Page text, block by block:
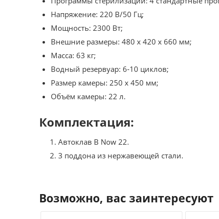
Напряжение: 220 В/50 Гц;
Мощность: 2300 Вт;
Внешние размеры: 480 x 420 x 660 мм;
Масса: 63 кг;
Водный резервуар: 6-10 циклов;
Размер камеры: 250 x 450 мм;
Объём камеры: 22 л.
Комплектация:
Автоклав B Now 22.
3 поддона из нержавеющей стали.
Возможно, вас заинтересуют